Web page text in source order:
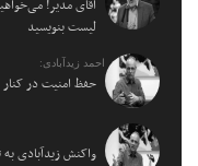
آقای مدیر!
لیست بنویسید
احمد زیدآبادی:
حفظ امنیت در
واکنش زیدآبادی